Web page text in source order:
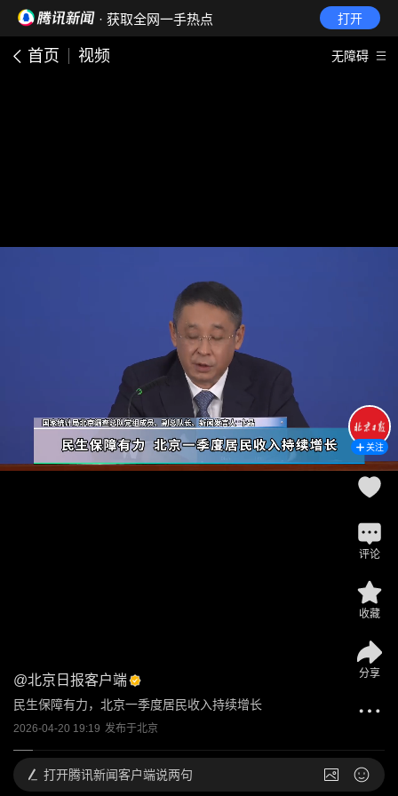
· 获取全网一手热点 打开
首页 视频 无障碍
@北京日报客户端
民生保障有力，北京一季度居民收入持续增长
2026-04-20 19:19 发布于北京
关注
评论
收藏
分享
打开腾讯新闻客户端说两句